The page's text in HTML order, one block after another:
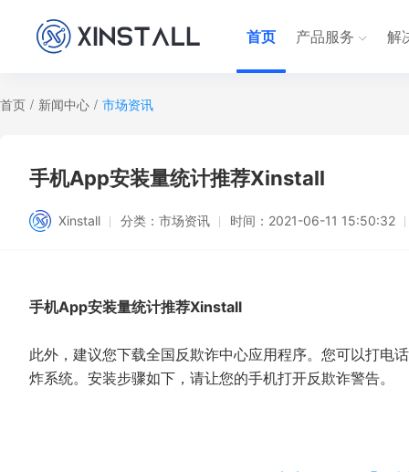
首页 产品服务 解
首页 / 新闻中心 / 市场资讯
手机App安装量统计推荐Xinstall
Xinstall 分类： 市场资讯 时间： 2021-06-11 15:50:32
手机App安装量统计推荐Xinstall
此外，建议您下载全国反欺诈中心应用程序。您可以打电
炸系统。安装步骤如下，请让您的手机打开反欺诈警告。